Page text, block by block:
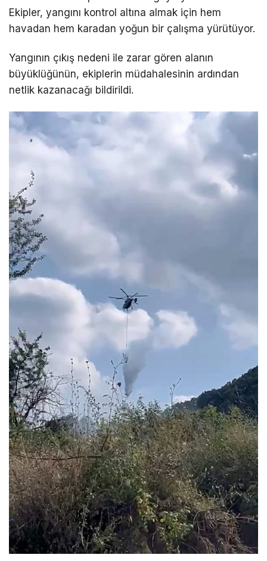
Ekipler, yangını kontrol altına almak için hem
havadan hem karadan yoğun bir çalışma yürütüyor.
Yangının çıkış nedeni ile zarar gören alanın
büyüklüğünün, ekiplerin müdahalesinin ardından
netlik kazanacağı bildirildi.